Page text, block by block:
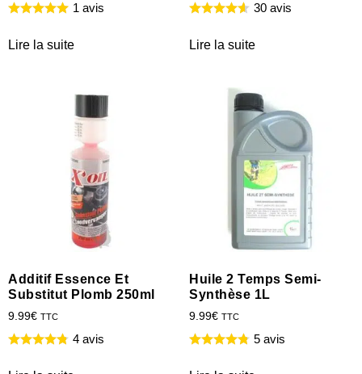
1 avis
Lire la suite
30 avis
Lire la suite
Additif Essence Et
Substitut Plomb 250ml
9.99€ TTC
4 avis
Huile 2 Temps Semi-
Synthèse 1L
9.99€ TTC
5 avis